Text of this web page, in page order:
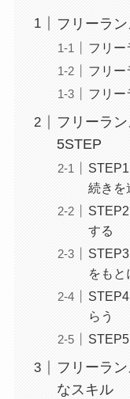
フリーラ
フリー
フリー
フリー
フリーラ
5STEP
続きを
する
をもと
らう
フリーラ
なスキル